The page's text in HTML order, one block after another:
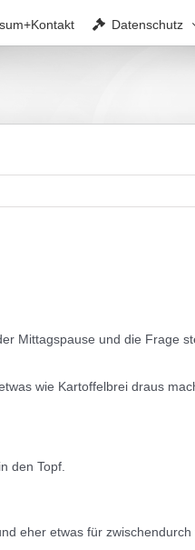
Datenschutz
Mittagspause und die Frage
wie Kartoffelbrei draus
den Topf.
eher etwas für